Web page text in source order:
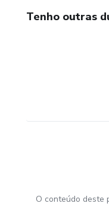
Tenho outras
O conteúdo deste